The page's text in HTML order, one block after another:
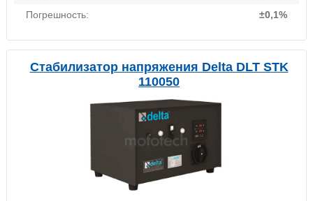
Погрешность:
±0,1%
Стабилизатор напряжения Delta DLT STK
110050